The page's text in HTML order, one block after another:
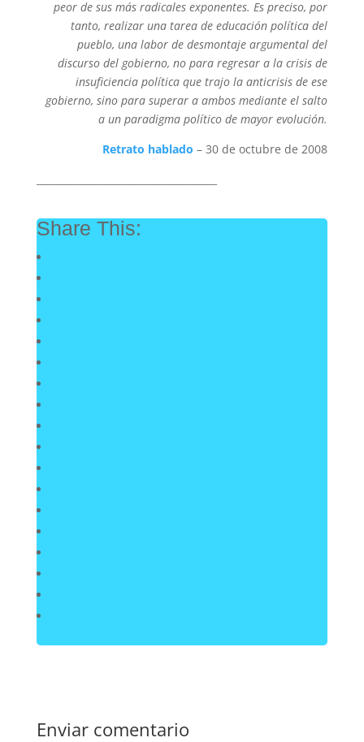
peor de sus más radicales exponentes. Es preciso, por
tanto, realizar una tarea de educación política del
pueblo, una labor de desmontaje argumental del
discurso del gobierno, no para regresar a la crisis de
insuficiencia política que trajo la anticrisis de ese
gobierno, sino para superar a ambos mediante el salto
a un paradigma político de mayor evolución.
Retrato hablado – 30 de octubre de 2008
Share This:
Enviar comentario